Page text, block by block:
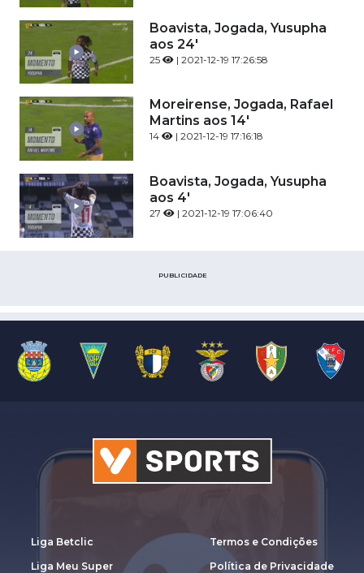
Boavista, Jogada, Yusupha
aos 24'
25 | 2021-12-19 17:26:58
Moreirense, Jogada, Rafael
Martins aos 14'
14 | 2021-12-19 17:16:18
Boavista, Jogada, Yusupha
aos 4'
27 | 2021-12-19 17:06:40
PUBLICIDADE
Liga Betclic
Liga Meu Super
Termos e Condições
Política de Privacidade